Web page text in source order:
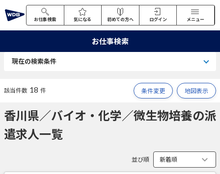
お仕事検索 気になる 初めての方へ ログイン メニュー
お仕事検索
現在の検索条件
該当件数 18 件 条件変更 地図表示
香川県／バイオ・化学／微生物培養の派
遣求人一覧
並び順